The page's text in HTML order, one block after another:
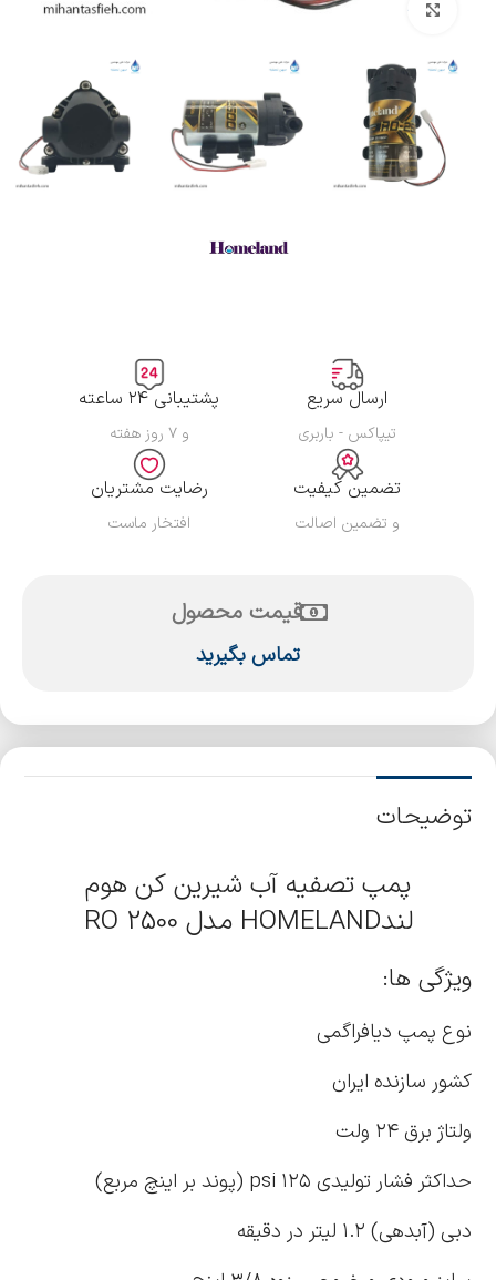
ارسال سریع
تیپاکس - باربری
پشتیبانی ۲۴ ساعته
و ۷ روز هفته
تضمین کیفیت
و تضمین اصالت
رضایت مشتریان
افتخار ماست
قیمت محصول
تماس بگیرید
توضیحات
پمپ تصفیه آب شیرین کن هوم
لندHOMELAND مدل RO 2500
ویژگی ها:
نوع پمپ دیافراگمی
کشور سازنده ایران
ولتاژ برق ۲۴ ولت
حداکثر فشار تولیدی ۱۲۵ psi (پوند بر اینچ مربع)
دبی (آبدهی) ۱.۲ لیتر در دقیقه